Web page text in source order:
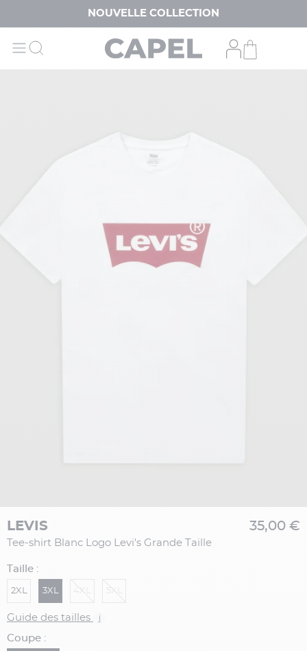
NOUVELLE COLLECTION
LEVIS
Tee-shirt Blanc Logo Levi's Grande Taille
35,00 €
Taille :
2XL 3XL
Guide des tailles i
Coupe :